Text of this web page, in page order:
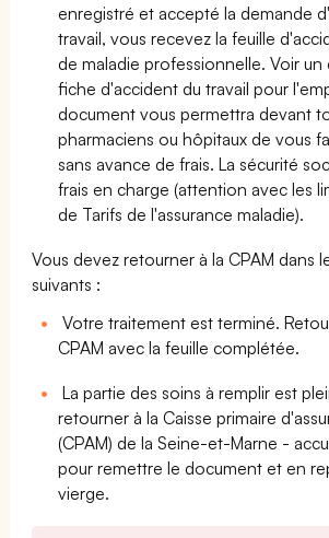
enregistré et accepté la demande
travail, vous recevez la feuille
de maladie professionnelle. Voir un
fiche d'accident du travail pour
document vous permettra devant
pharmaciens ou hôpitaux de vous
sans avance de frais. La sécurité
frais en charge (attention avec les
de Tarifs de l'assurance maladie).
Vous devez retourner à la CPAM dans
suivants :
Votre traitement est terminé.
CPAM avec la feuille complétée.
La partie des soins à remplir est
retourner à la Caisse primaire
(CPAM) de la Seine-et-Marne -
pour remettre le document et en
vierge.